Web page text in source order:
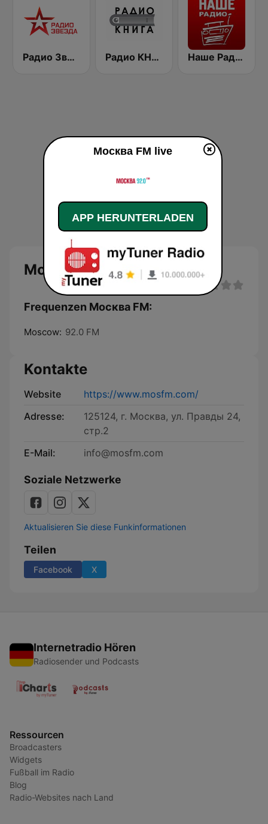
Радио Звезда 95.6 FM (Radio Zvezda) Радио КНИГА Наше Радио (Radio Nashe)
Москва FM
Frequenzen Москва FM:
Moscow: 92.0 FM
Kontakte
Website
https://www.mosfm.com/
Adresse:
125124, г. Москва, ул. Правды 24,
стр.2
E-Mail:
info@mosfm.com
Soziale Netzwerke
Aktualisieren Sie diese Funkinformationen
Teilen
Facebook X
Internetradio Hören
Radiosender und Podcasts
Ressourcen
Broadcasters
Widgets
Fußball im Radio
Blog
Radio-Websites nach Land
Москва FM live
APP HERUNTERLADEN